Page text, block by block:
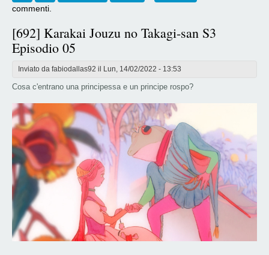
Episodio 06
commenti.
[692] Karakai Jouzu no Takagi-san S3
Episodio 05
Inviato da fabiodallas92 il Lun, 14/02/2022 - 13:53
Cosa c'entrano una principessa e un principe rospo?